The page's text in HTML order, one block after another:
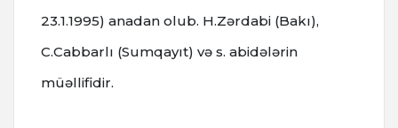
23.1.1995) anadan olub. H.Zərdabi (Bakı),
C.Cabbarlı (Sumqayıt) və s. abidələrin
müəllifidir.